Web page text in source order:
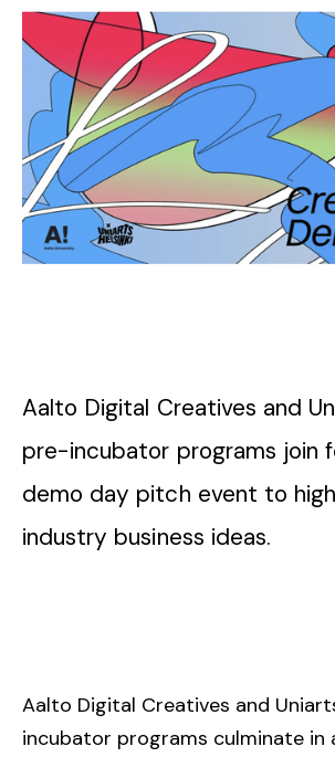
Aalto Digital Creatives and
pre-incubator programs join
demo day pitch event to
industry business ideas.
Aalto Digital Creatives and
incubator programs culminate in